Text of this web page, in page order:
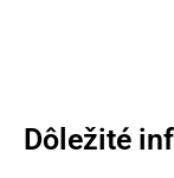
Dôležité